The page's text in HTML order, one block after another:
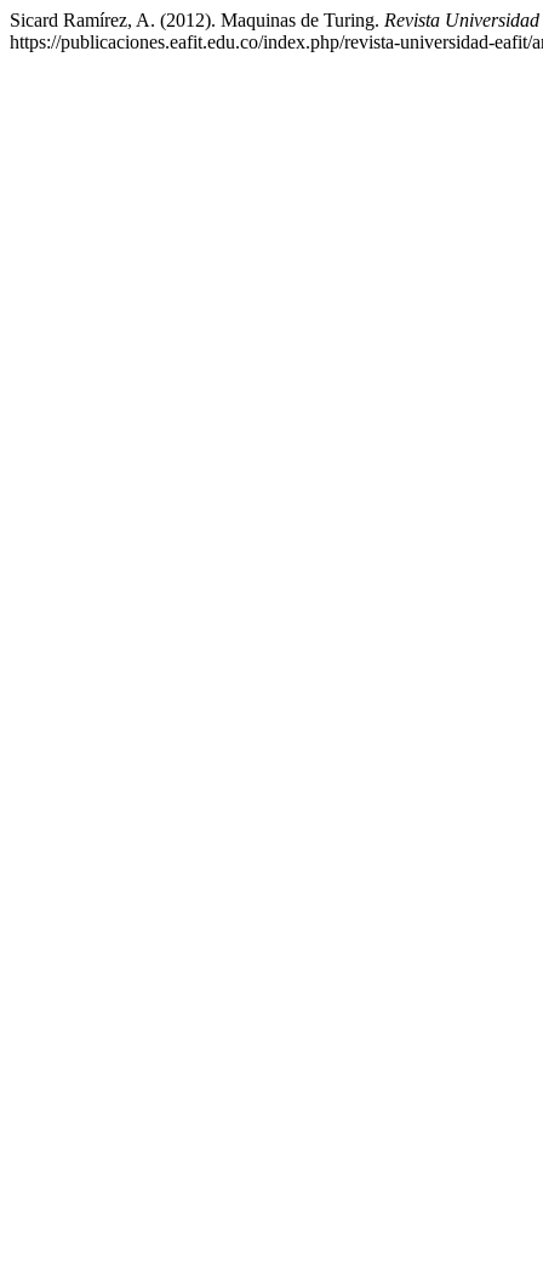
Sicard Ramírez, A. (2012). Maquinas de Turing. Revista
https://publicaciones.eafit.edu.co/index.php/revista-universidad-eafit/